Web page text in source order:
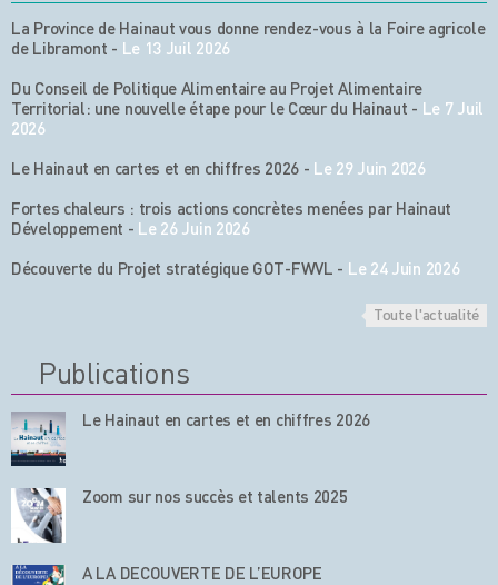
La Province de Hainaut vous donne rendez-vous à la Foire agricole
de Libramont - Le 13 Juil 2026
Du Conseil de Politique Alimentaire au Projet Alimentaire
Territorial: une nouvelle étape pour le Cœur du Hainaut - Le 7 Juil
2026
Le Hainaut en cartes et en chiffres 2026 - Le 29 Juin 2026
Fortes chaleurs : trois actions concrètes menées par Hainaut
Développement - Le 26 Juin 2026
Découverte du Projet stratégique GOT-FWVL - Le 24 Juin 2026
Toute l'actualité
Publications
Le Hainaut en cartes et en chiffres 2026
Zoom sur nos succès et talents 2025
A LA DECOUVERTE DE L’EUROPE